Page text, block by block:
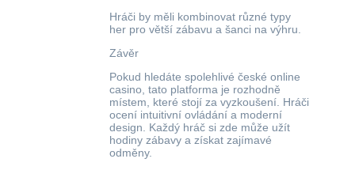
Hráči by měli kombinovat různé typy
her pro větší zábavu a šanci na výhru.
Závěr
Pokud hledáte spolehlivé české online
casino, tato platforma je rozhodně
místem, které stojí za vyzkoušení. Hráči
ocení intuitivní ovládání a moderní
design. Každý hráč si zde může užít
hodiny zábavy a získat zajímavé
odměny.